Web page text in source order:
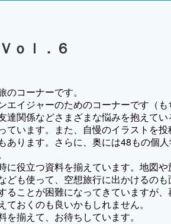
ｏｌ．６
コーナーです。
イジャーのためのコーナーです（
関係などさまざまな悩みを抱えて
います。また、自慢のイラストを
あります。さらに、奥には48もの個
役立つ資料を揃えています。地図
も使って、空想旅行に出かけるのも
ことが困難になってきていますが、
おくのも良いかもしれません。
揃えて、お待ちしています。